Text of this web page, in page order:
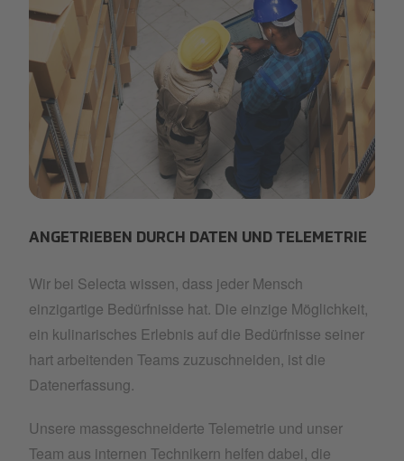
ANGETRIEBEN DURCH DATEN UND TELEMETRIE
Wir bei Selecta wissen, dass jeder Mensch
einzigartige Bedürfnisse hat. Die einzige Möglichkeit,
ein kulinarisches Erlebnis auf die Bedürfnisse seiner
hart arbeitenden Teams zuzuschneiden, ist die
Datenerfassung.
Unsere massgeschneiderte Telemetrie und unser
Team aus internen Technikern helfen dabei, die